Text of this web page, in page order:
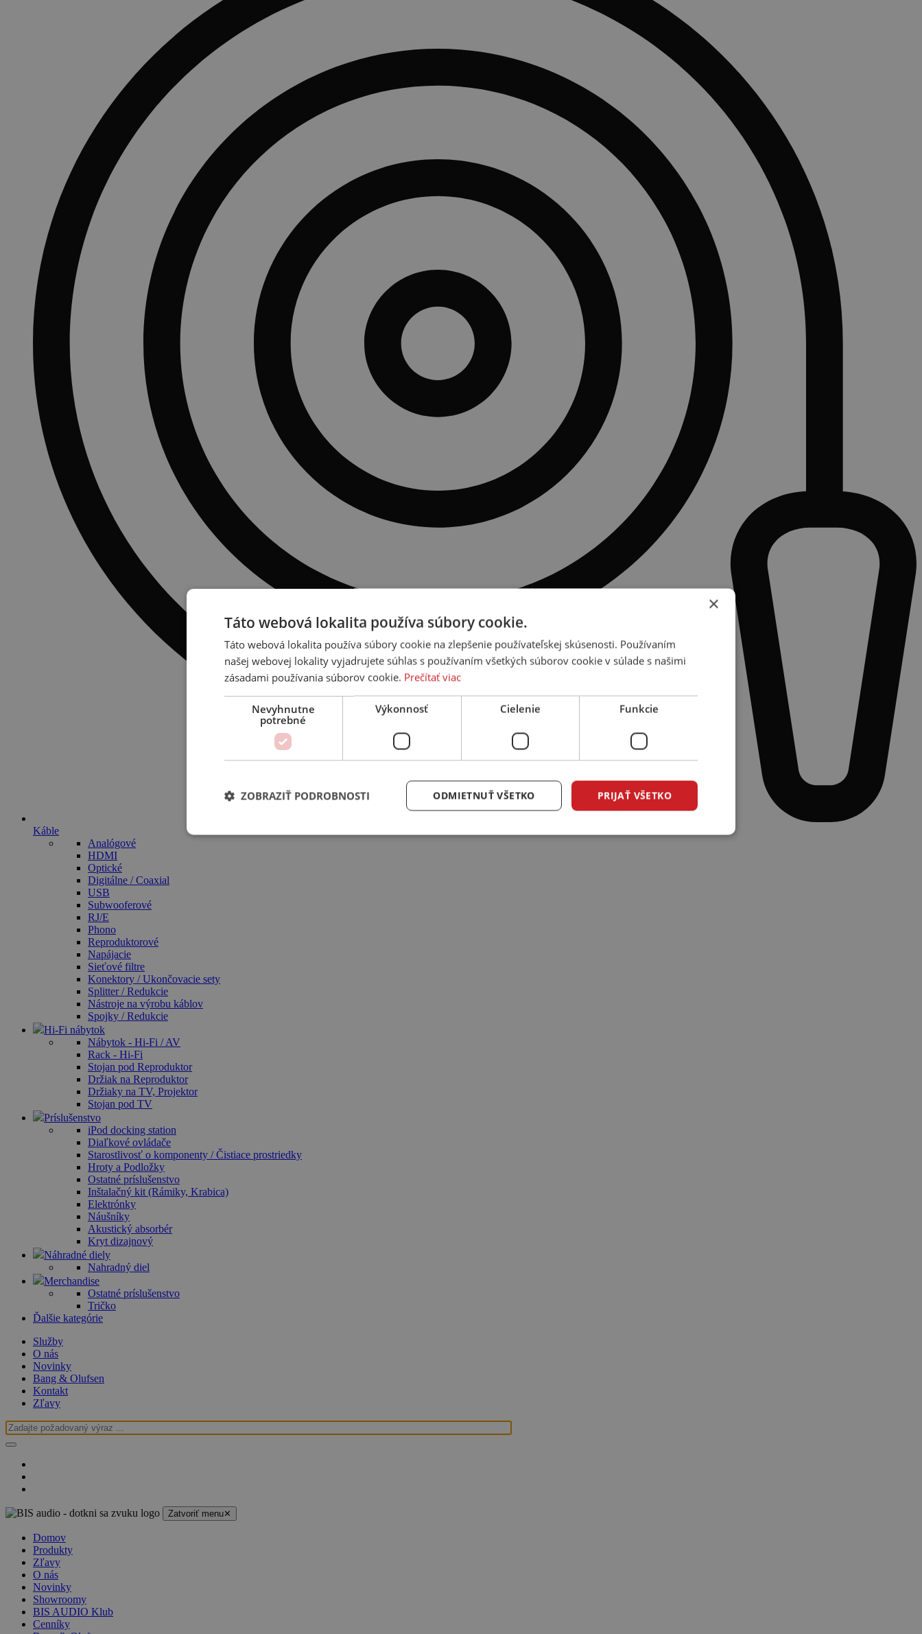
Káble
Analógové
HDMI
Optické
Digitálne / Coaxial
USB
Subwooferové
RJ/E
Phono
Reproduktorové
Napájacie
Sieťové filtre
Konektory / Ukončovacie sety
Splitter / Redukcie
Nástroje na výrobu káblov
Spojky / Redukcie
Hi-Fi nábytok
Nábytok - Hi-Fi / AV
Rack - Hi-Fi
Stojan pod Reproduktor
Držiak na Reproduktor
Držiaky na TV, Projektor
Stojan pod TV
Príslušenstvo
iPod docking station
Diaľkové ovládače
Starostlivosť o komponenty / Čistiace prostriedky
Hroty a Podložky
Ostatné príslušenstvo
Inštalačný kit (Rámiky, Krabica)
Elektrónky
Náušníky
Akustický absorbér
Kryt dizajnový
Náhradné diely
Nahradný diel
Merchandise
Ostatné príslušenstvo
Tričko
Ďalšie kategórie
Služby
O nás
Novinky
Bang & Olufsen
Kontakt
Zľavy
Zatvoriť menu✕
Domov
Produkty
Zľavy
O nás
Novinky
Showroomy
BIS AUDIO Klub
Cenníky
×
Táto webová lokalita používa súbory cookie.
Táto webová lokalita používa súbory cookie na zlepšenie používateľskej skúsenosti. Používaním
našej webovej lokality vyjadrujete súhlas s používaním všetkých súborov cookie v súlade s našimi
zásadami používania súborov cookie. Prečítať viac
Nevyhnutne
potrebné
Výkonnosť Cielenie Funkcie
PRIJAŤ VŠETKO
ODMIETNUŤ VŠETKO
ZOBRAZIŤ PODROBNOSTI